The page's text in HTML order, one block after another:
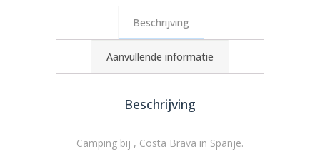
Beschrijving
Aanvullende informatie
Beschrijving
Camping bij , Costa Brava in Spanje.